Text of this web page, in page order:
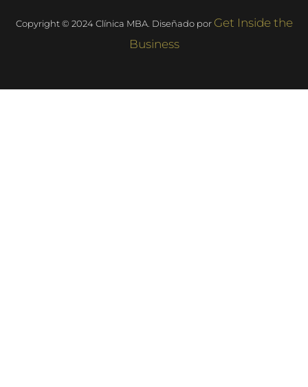
Copyright ©️ 2024 Clínica MBA. Diseñado por Get Inside the
Business